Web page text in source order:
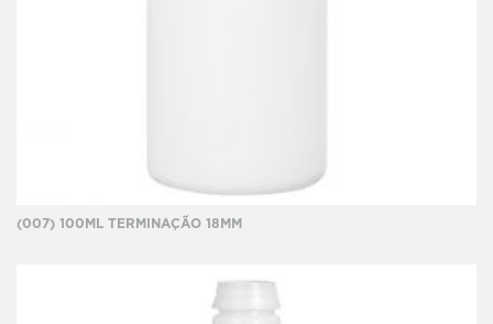
(007) 100ML TERMINAÇÃO 18MM